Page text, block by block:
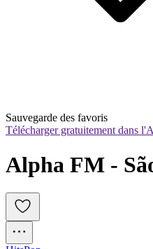
Sauvegarde des favoris
Télécharger gratuitement dans
Alpha FM -